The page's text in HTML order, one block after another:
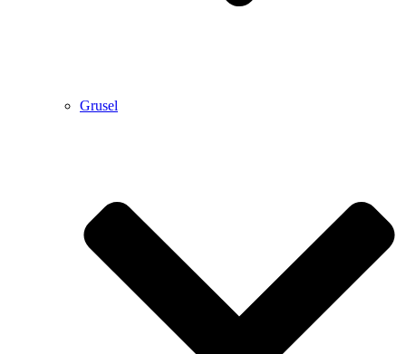
Grusel